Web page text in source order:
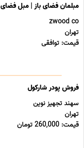
مبلمان فضای باز | مبل فضای
zwood co
تهران
قیمت: توافقی
فروش پودر شارکول
سهند تجهیز نوین
تهران
قیمت: 260,000 تومان